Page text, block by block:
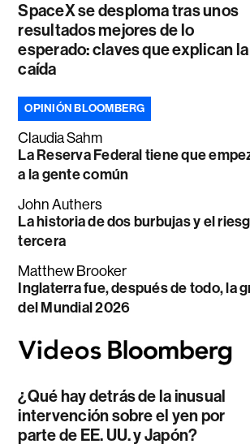
SpaceX se desploma tras unos
resultados mejores de lo
esperado: claves que explican la
caída
OPINIÓN BLOOMBERG
Claudia Sahm
La Reserva Federal tiene que
a la gente común
John Authers
La historia de dos burbujas y el
tercera
Matthew Brooker
Inglaterra fue, después de todo, la
del Mundial 2026
¿Qué hay detrás de la inusual
intervención sobre el yen por
parte de EE. UU. y Japón?